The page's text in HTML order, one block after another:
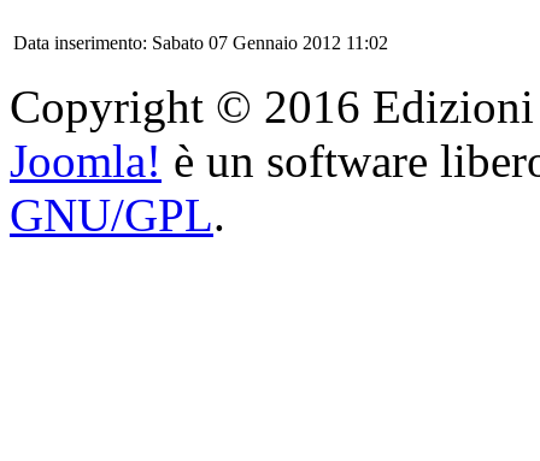
Data inserimento: Sabato 07 Gennaio 2012 11:02
Copyright © 2016
Joomla! è un software
GNU/GPL.